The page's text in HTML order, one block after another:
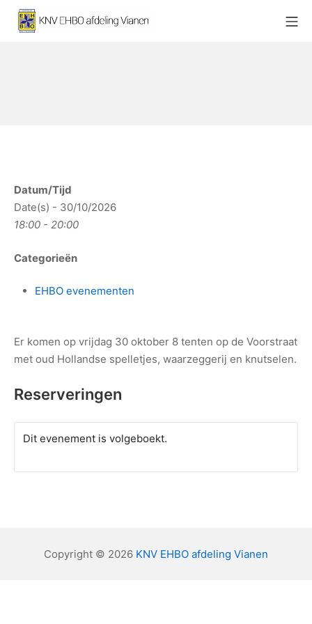
naar
Datum/Tijd
Date(s) - 30/10/2026
18:00 - 20:00
Categorieën
EHBO evenementen
Er komen op vrijdag 30 oktober 8 tenten op de Voorstraat
met oud Hollandse spelletjes, waarzeggerij en knutselen.
Reserveringen
Dit evenement is volgeboekt.
Copyright © 2026 KNV EHBO afdeling Vianen